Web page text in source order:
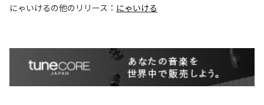
にゃいけるの他のリリース： にゃいける